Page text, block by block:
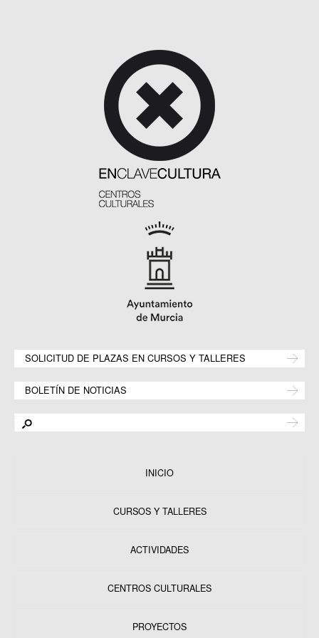
SOLICITUD DE PLAZAS EN CURSOS Y TALLERES
BOLETÍN DE NOTICIAS
INICIO
CURSOS Y TALLERES
ACTIVIDADES
CENTROS CULTURALES
PROYECTOS